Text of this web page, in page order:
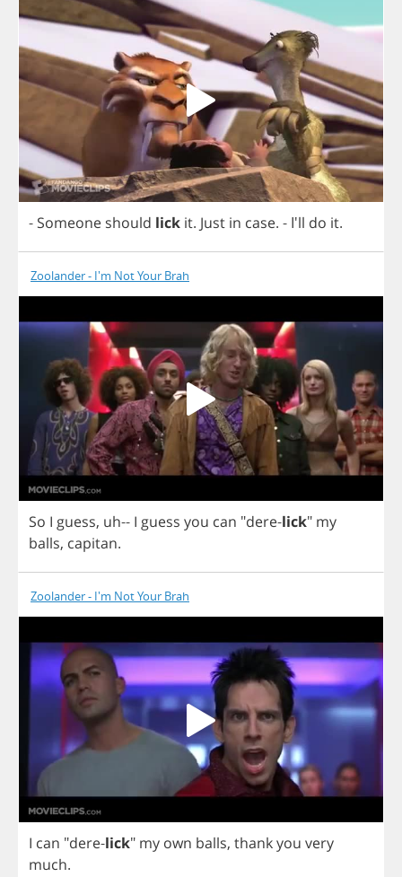
- Someone should lick it. Just in case. - I'll do it.
Zoolander - I'm Not Your Brah
So I guess, uh-- I guess you can "dere-lick" my
balls, capitan.
Zoolander - I'm Not Your Brah
I can "dere-lick" my own balls, thankyou very
much.